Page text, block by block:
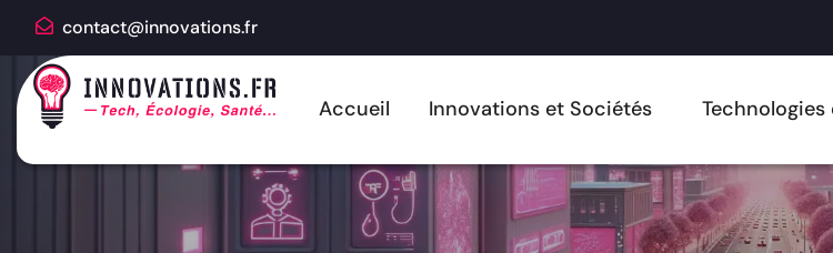
contact@innovations.fr
Accueil Innovations et Sociétés Technologies